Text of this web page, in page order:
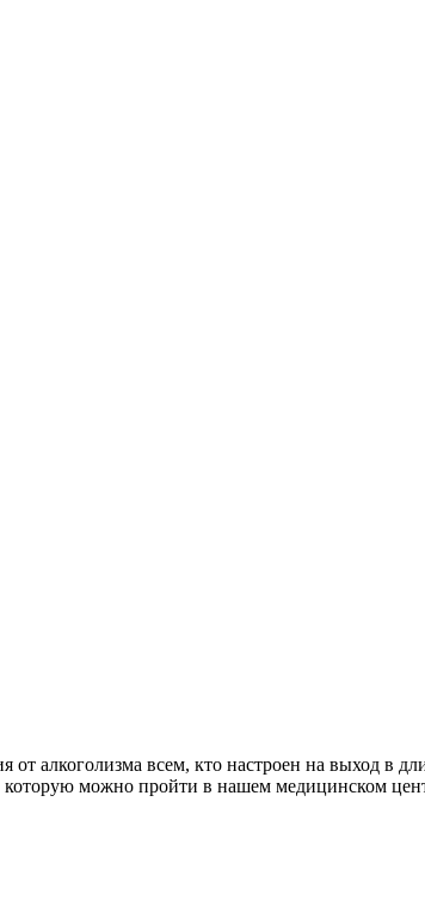
от алкоголизма всем, кто настроен на выход в
можно пройти в нашем медицинском